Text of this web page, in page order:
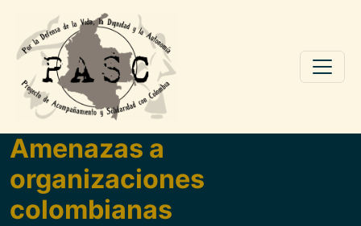
Pasar al contenido principal
Amenazas a
organizaciones
colombianas